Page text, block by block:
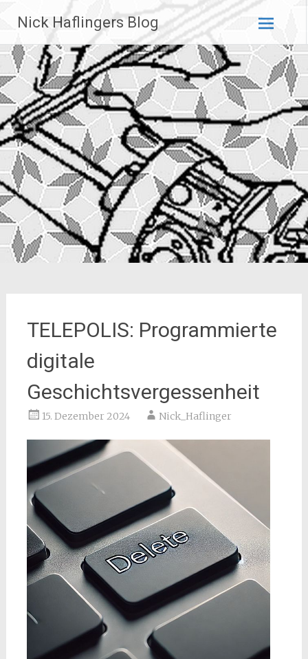
Inhalt
springen
Nick Haflingers Blog
TELEPOLIS: Programmierte
digitale
Geschichtsvergessenheit
15. Dezember 2024 Nick_Haflinger